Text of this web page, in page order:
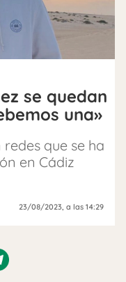
se quedan
una»
que se ha
en Cádiz
23/08/2023, a las 14:29